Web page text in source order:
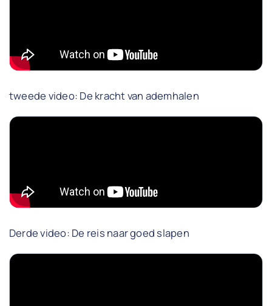
tweede video: De kracht van ademhalen
Derde video: De reis naar goed slapen